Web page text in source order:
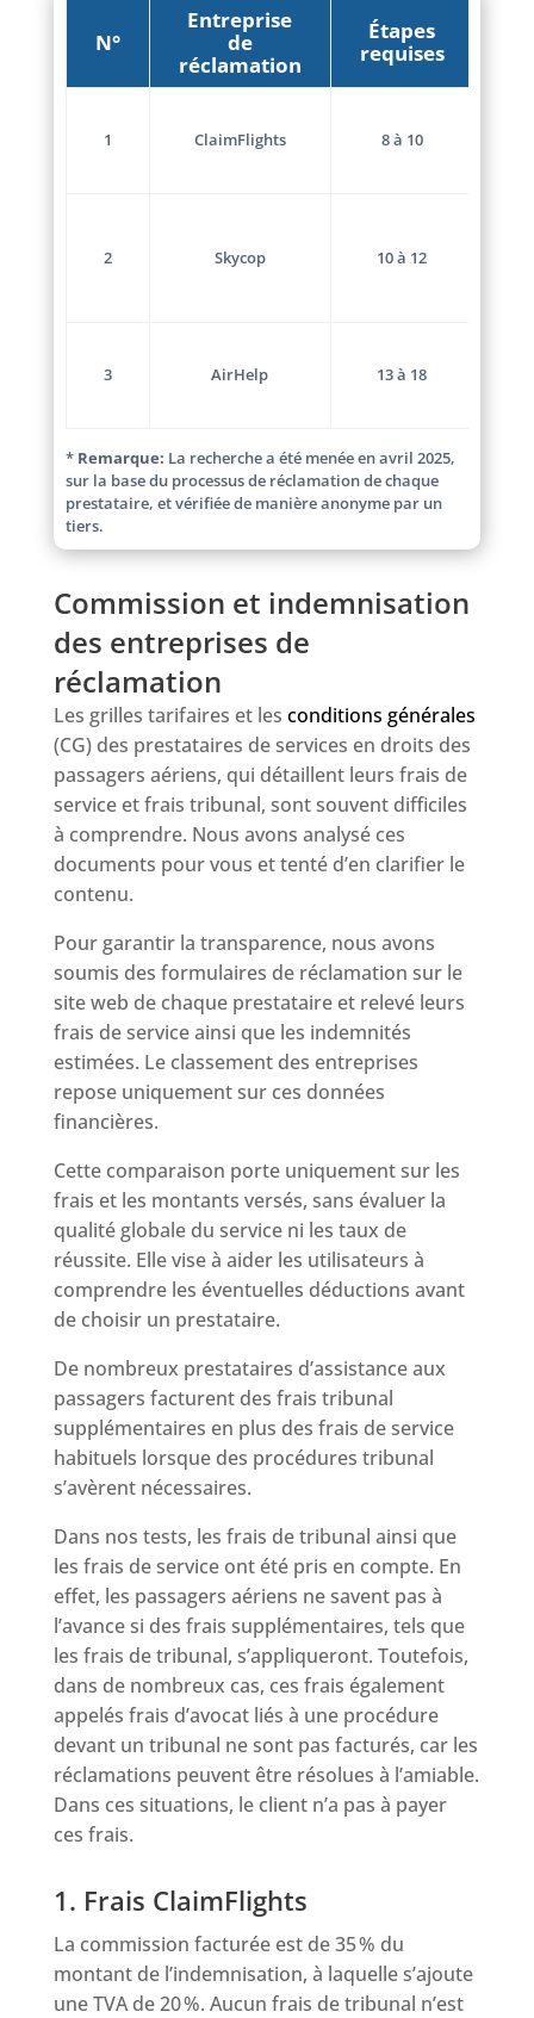
N°
Entreprise
de
réclamation
Étapes
requises
1 ClaimFlights 8 à 10
2 Skycop 10 à 12
3 AirHelp 13 à 18
* Remarque: La recherche a été menée en avril 2025,
sur la base du processus de réclamation de chaque
prestataire, et vérifiée de manière anonyme par un
tiers.
Commission et indemnisation
des entreprises de
réclamation
Les grilles tarifaires et les conditions générales
(CG) des prestataires de services en droits des
passagers aériens, qui détaillent leurs frais de
service et frais tribunal, sont souvent difficiles
à comprendre. Nous avons analysé ces
documents pour vous et tenté d’en clarifier le
contenu.
Pour garantir la transparence, nous avons
soumis des formulaires de réclamation sur le
site web de chaque prestataire et relevé leurs
frais de service ainsi que les indemnités
estimées. Le classement des entreprises
repose uniquement sur ces données
financières.
Cette comparaison porte uniquement sur les
frais et les montants versés, sans évaluer la
qualité globale du service ni les taux de
réussite. Elle vise à aider les utilisateurs à
comprendre les éventuelles déductions avant
de choisir un prestataire.
De nombreux prestataires d’assistance aux
passagers facturent des frais tribunal
supplémentaires en plus des frais de service
habituels lorsque des procédures tribunal
s’avèrent nécessaires.
Dans nos tests, les frais de tribunal ainsi que
les frais de service ont été pris en compte. En
effet, les passagers aériens ne savent pas à
l’avance si des frais supplémentaires, tels que
les frais de tribunal, s’appliqueront. Toutefois,
dans de nombreux cas, ces frais également
appelés frais d’avocat liés à une procédure
devant un tribunal ne sont pas facturés, car les
réclamations peuvent être résolues à l’amiable.
Dans ces situations, le client n’a pas à payer
ces frais.
1. Frais ClaimFlights
La commission facturée est de 35 % du
montant de l’indemnisation, à laquelle s’ajoute
une TVA de 20 %. Aucun frais de tribunal n’est